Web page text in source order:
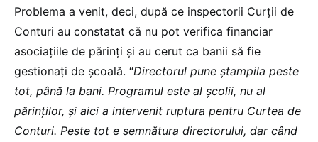
Problema a venit, deci, după ce inspectorii Curții de
Conturi au constatat că nu pot verifica financiar
asociațiile de părinți și au cerut ca banii să fie
gestionați de școală. “Directorul pune ștampila peste
tot, până la bani. Programul este al școlii, nu al
părinților, și aici a intervenit ruptura pentru Curtea de
Conturi. Peste tot e semnătura directorului, dar când